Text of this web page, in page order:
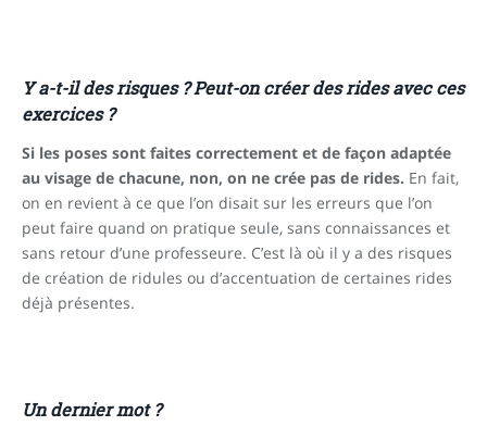
Y a-t-il des risques ? Peut-on créer des rides avec ces
exercices ?
Si les poses sont faites correctement et de façon adaptée
au visage de chacune, non, on ne crée pas de rides. En fait,
on en revient à ce que l’on disait sur les erreurs que l’on
peut faire quand on pratique seule, sans connaissances et
sans retour d’une professeure. C’est là où il y a des risques
de création de ridules ou d’accentuation de certaines rides
déjà présentes.
Un dernier mot ?